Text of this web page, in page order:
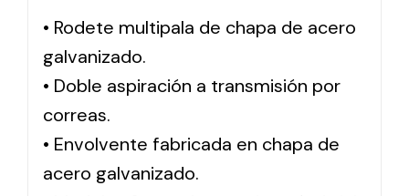
• Rodete multipala de chapa de acero
galvanizado.
• Doble aspiración a transmisión por
correas.
• Envolvente fabricada en chapa de
acero galvanizado.